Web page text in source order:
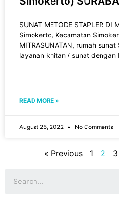
SUNAT METODE STAPLER DI
Simokerto, Kecamatan
MITRASUNATAN, rumah
layanan khitan / sunat dengan
READ MORE »
August 25, 2022 No Comments
« Previous 1 2 3